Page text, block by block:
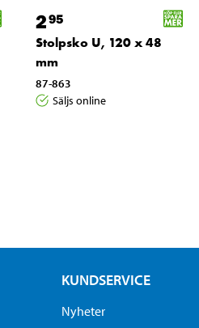
295
Stolpsko U, 120 x 48
mm
87-863
Säljs online
KUNDSERVICE
Nyheter